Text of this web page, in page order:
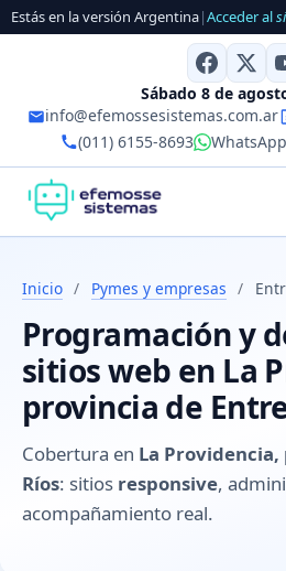
Estás en la versión Argentina|Acceder al
Sábado 8 de
info@efemossesistemas.com.ar
(011) 6155-8693
Inicio / Pymes y empresas /
Programación y
sitios web en La
provincia de
Cobertura en La
Ríos: sitios responsive,
acompañamiento real.